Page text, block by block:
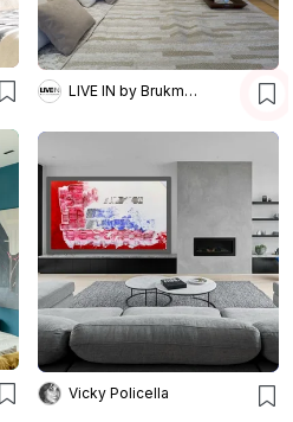
LIVE IN by Brukman Chechik
Vicky Policella